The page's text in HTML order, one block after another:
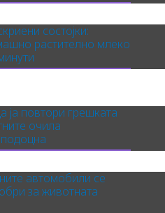
состојки:
растително млеко
ја повтори грешката
очила
подоцна
автомобили се
за животната